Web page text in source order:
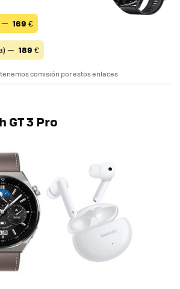
— 169 €
— 189 €
comisión por estos enlaces
GT 3 Pro